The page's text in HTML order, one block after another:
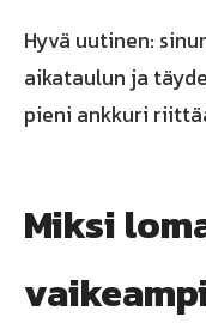
Hyvä uutinen:
aikataulun ja
pieni ankkuri
Miksi